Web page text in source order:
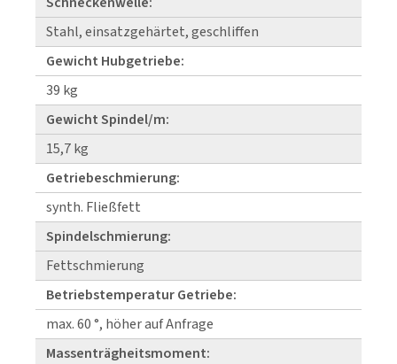
Stahl, einsatzgehärtet, geschliffen
Gewicht Hubgetriebe:
39 kg
Gewicht Spindel/m:
15,7 kg
Getriebeschmierung:
synth. Fließfett
Spindelschmierung:
Fettschmierung
Betriebstemperatur Getriebe:
max. 60 °, höher auf Anfrage
Massenträgheitsmoment: